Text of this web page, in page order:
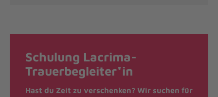
Schulung Lacrima-
Trauerbegleiter*in
Hast du Zeit zu verschenken? Wir suchen für